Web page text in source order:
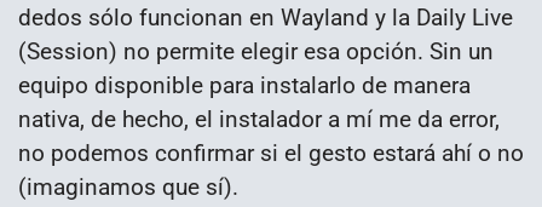
dedos sólo funcionan en Wayland y la Daily Live
(Session) no permite elegir esa opción. Sin un
equipo disponible para instalarlo de manera
nativa, de hecho, el instalador a mí me da error,
no podemos confirmar si el gesto estará ahí o no
(imaginamos que sí).